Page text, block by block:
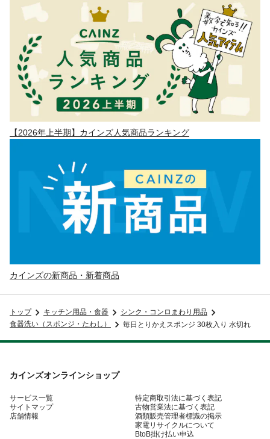
【2026年上半期】カインズ人気商品ランキング
カインズの新商品・新着商品
トップ キッチン用品・食器
シンク・コンロまわり用品
食器洗い（スポンジ・たわし）
毎日とりかえスポンジ 30枚入り 水切れ
カインズオンラインショップ
サービス一覧
サイトマップ
店舗情報
特定商取引法に基づく表記
古物営業法に基づく表記
酒類販売管理者標識の掲示
家電リサイクルについて
BtoB掛け払い申込